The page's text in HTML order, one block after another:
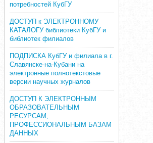
потребностей КубГУ
ДОСТУП к ЭЛЕКТРОННОМУ
КАТАЛОГУ библиотеки КубГУ и
библиотек филиалов
ПОДПИСКА КубГУ и филиала в г.
Славянске-на-Кубани на
электронные полнотекстовые
версии научных журналов
ДОСТУП К ЭЛЕКТРОННЫМ
ОБРАЗОВАТЕЛЬНЫМ
РЕСУРСАМ,
ПРОФЕССИОНАЛЬНЫМ БАЗАМ
ДАННЫХ